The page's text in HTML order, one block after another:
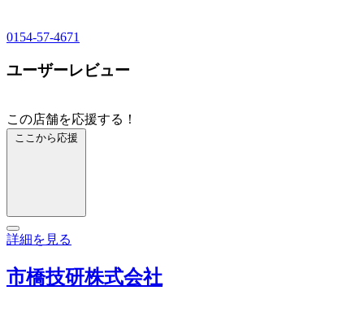
0154-57-4671
ユーザーレビュー
この店舗を応援する！
ここから応援
詳細を見る
市橋技研株式会社